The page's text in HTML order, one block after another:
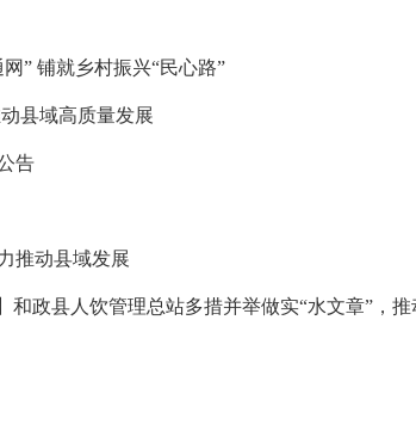
” 铺就乡村振兴“民心路”
县域高质量发展
告
推动县域发展